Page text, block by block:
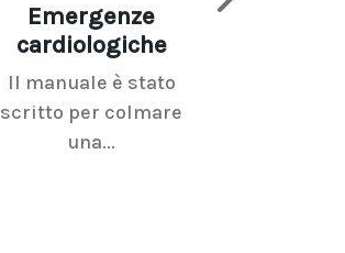
Emergenze
cardiologiche
Il manuale è stato
scritto per colmare
una...